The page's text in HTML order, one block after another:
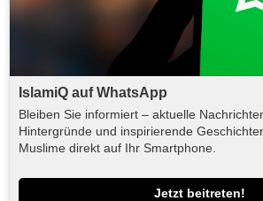
IslamiQ auf WhatsApp
Bleiben Sie informiert – aktuelle
Hintergründe und inspirierende
Muslime direkt auf Ihr Smartphone.
Jetzt beitreten!